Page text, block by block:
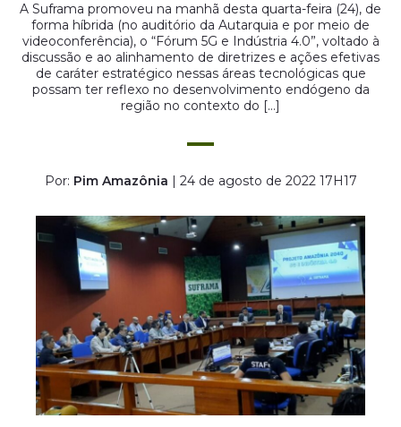
A Suframa promoveu na manhã desta quarta-feira (24), de
forma híbrida (no auditório da Autarquia e por meio de
videoconferência), o “Fórum 5G e Indústria 4.0”, voltado à
discussão e ao alinhamento de diretrizes e ações efetivas
de caráter estratégico nessas áreas tecnológicas que
possam ter reflexo no desenvolvimento endógeno da
região no contexto do […]
Por: Pim Amazônia | 24 de agosto de 2022 17H17